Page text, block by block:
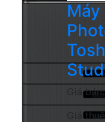
Máy
Giá
Giá